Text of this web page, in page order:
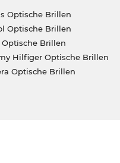
Optische Brillen
Optische Brillen
Optische Brillen
Hilfiger Optische Brillen
Optische Brillen